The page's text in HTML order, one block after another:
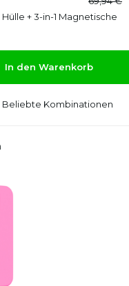
+ 3-in-1 Magnetische
In den Warenkorb
Beliebte Kombinationen